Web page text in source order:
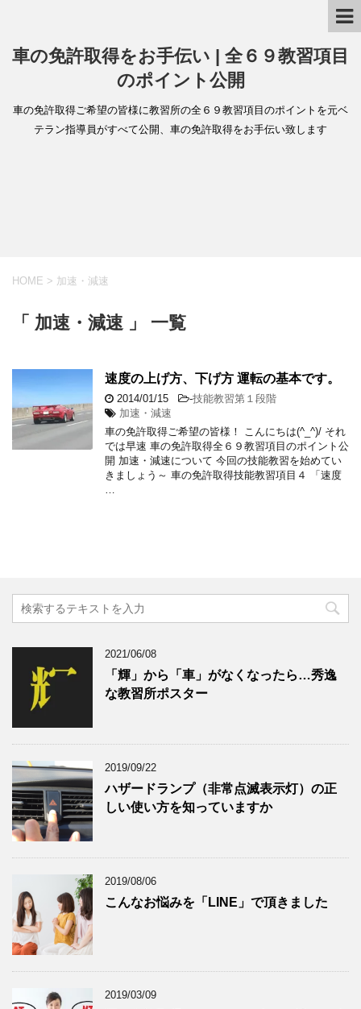
車の免許取得をお手伝い | 全６９教習項目
のポイント公開
車の免許取得ご希望の皆様に教習所の全６９教習項目のポイントを元ベ
テラン指導員がすべて公開、車の免許取得をお手伝い致します
HOME > 加速・減速
「 加速・減速 」 一覧
速度の上げ方、下げ方 運転の基本です。
2014/01/15 -技能教習第１段階
加速・減速
車の免許取得ご希望の皆様！ こんにちは(^_^)/ それ
では早速 車の免許取得全６９教習項目のポイント公
開 加速・減速について 今回の技能教習を始めてい
きましょう～ 車の免許取得技能教習項目４ 「速度
2021/06/08
「輝」から「車」がなくなったら…秀逸
な教習所ポスター
2019/09/22
ハザードランプ（非常点滅表示灯）の正
しい使い方を知っていますか
2019/08/06
こんなお悩みを「LINE」で頂きました
2019/03/09